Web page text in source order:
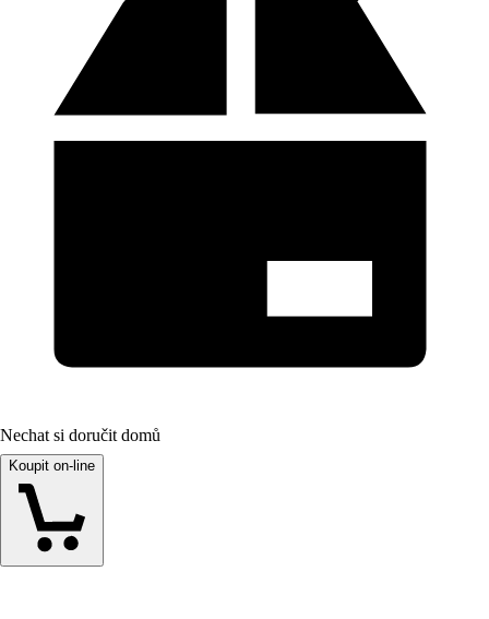
Nechat si doručit domů
Koupit on-line